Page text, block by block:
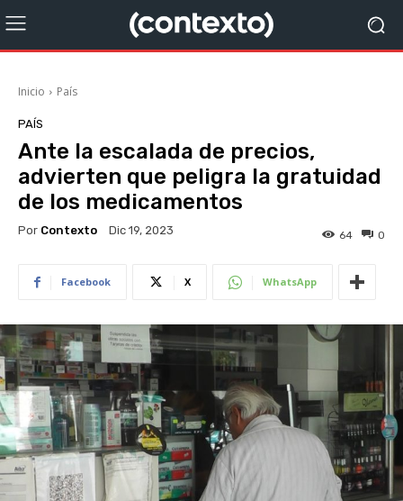
Inicio País
PAÍS
Ante la escalada de precios,
advierten que peligra la gratuidad
de los medicamentos
Por Contexto Dic 19, 2023 0
64
Facebook X WhatsApp